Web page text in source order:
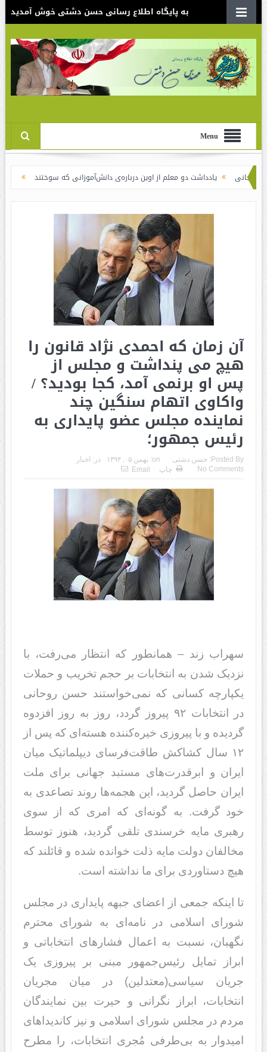
به پایگاه اطلاع رسانی حسن دشتی خوش آمدید
Menu
دو معلم از اوین درباره‌ی دانش‌آموزانی که سوختند نقدی بر سند الگوی
آن زمان که احمدی نژاد قانون را
هیچ می پنداشت و مجلس از
پس او برنمی آمد، کجا بودید؟ /
واکاوی اتهام سنگین چند
نماینده مجلس عضو پایداری به
رئیس جمهور؛
Posted By: حسن دشتی on: بهمن ۰۵, ۱۳۹۴ در: اخبار
No Comments
چاپ Email
سهراب زند – همانطور که انتظار می‌رفت، با
نزدیک شدن به انتخابات بر حجم تخریب و حملات
یکپارچه کسانی که نمی‌خواستند حسن روحانی
در انتخابات ۹۲ پیروز گردد، روز به روز افزدوه
گردیده و با پیروزی خیره‌کننده هسته‌ای که پس از
۱۲ سال کشاکش طاقت‌فرسای دیپلماتیک میان
ایران و ابرقدرت‌های مستبد جهانی برای ملت
ایران حاصل گردید، این هجمه‌ها روند تصاعدی به
خود گرفت. به گونه‌ای که امری که از سوی
رهبری مایه خرسندی تلقی گردید، هنوز توسط
مخالفان دولت مایه ذلت خوانده شده و قائلند که
هیچ دستاوردی برای ما نداشته است.
تا اینکه جمعی از اعضای جبهه پایداری در مجلس
شورای اسلامی در نامه‌ای به شورای محترم
نگهبان، نسبت‌ به اعمال فشارهای انتخاباتی و
ابراز تمایل رئیس‌جمهور مبنی بر پیروزی یک
جریان سیاسی(معتدلین) در میان مجریان
انتخابات، ابراز نگرانی و حیرت بین نمایندگان
مردم در مجلس شورای اسلامی و نیز کاندیداهای
امیدوار به بی‌طرفی مُجری انتخابات، را مطرح